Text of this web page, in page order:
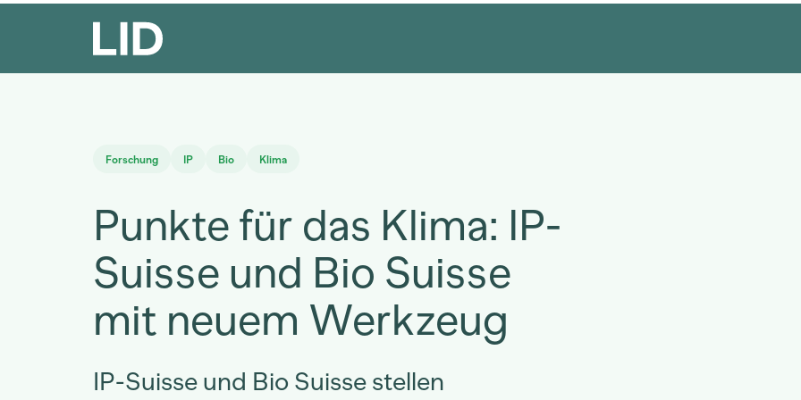
Forschung IP Bio Klima
Punkte für das Klima: IP-
Suisse und Bio Suisse
mit neuem Werkzeug
IP-Suisse und Bio Suisse stellen